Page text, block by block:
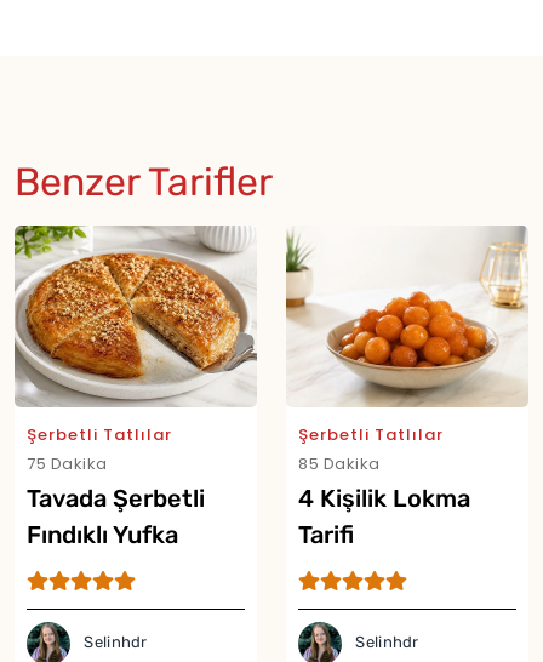
Benzer Tarifler
Şerbetli Tatlılar
75 Dakika
Tavada Şerbetli
Fındıklı Yufka
Tatlısı Tarifi
Selinhdr
Şerbetli Tatlılar
85 Dakika
4 Kişilik Lokma
Tarifi
Selinhdr